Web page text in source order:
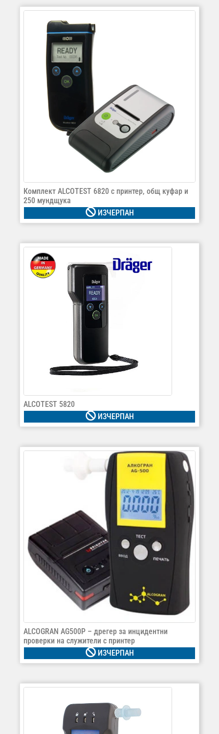
Комплект ALCOTEST 6820 с принтер, общ куфар и
250 мундщука
ИЗЧЕРПАН
ALCOTEST 5820
ИЗЧЕРПАН
ALCOGRAN AG500P – дрегер за инцидентни
проверки на служители с принтер
ИЗЧЕРПАН